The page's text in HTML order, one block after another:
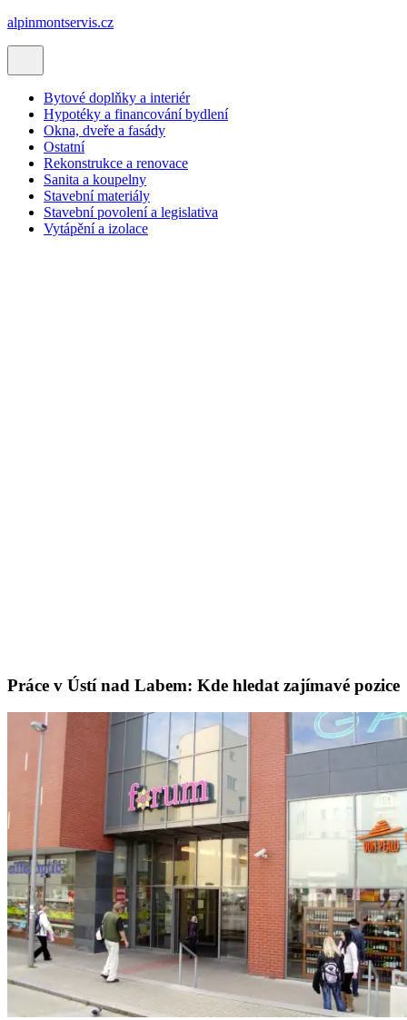
alpinmontservis.cz
Bytové doplňky a interiér
Hypotéky a financování bydlení
Okna, dveře a fasády
Ostatní
Rekonstrukce a renovace
Sanita a koupelny
Stavební materiály
Stavební povolení a legislativa
Vytápění a izolace
Práce v Ústí nad Labem: Kde hledat zajímavé pozice